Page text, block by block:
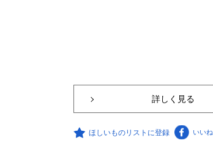
詳しく見る
ほしいものリストに登録 いいね